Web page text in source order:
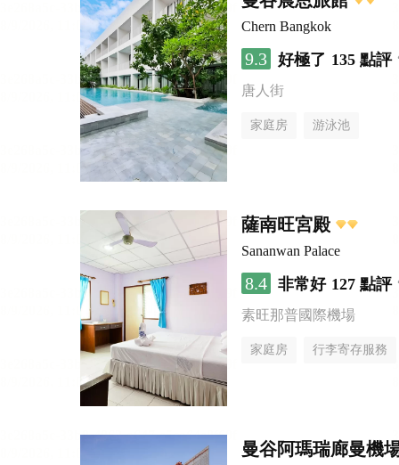
Chern Bangkok
9.3 好極了 135 點評
唐人街
家庭房 游泳池
薩南旺宮殿
Sananwan Palace
8.4 非常好 127 點評
素旺那普國際機場
家庭房 行李寄存服務
曼谷阿瑪瑞廊曼機